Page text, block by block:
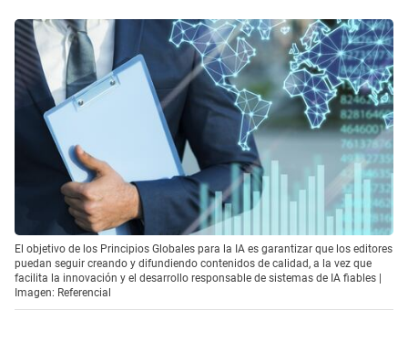
El objetivo de los Principios Globales para la IA es garantizar que los editores
puedan seguir creando y difundiendo contenidos de calidad, a la vez que
facilita la innovación y el desarrollo responsable de sistemas de IA fiables |
Imagen: Referencial